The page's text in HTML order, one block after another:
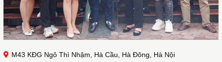
M43 KĐG Ngô Thì Nhậm, Hà Cầu, Hà Đông, Hà Nội